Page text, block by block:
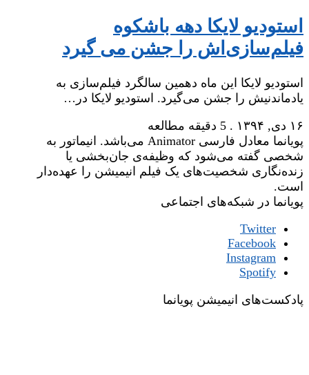
استودیو لایکا دهه باشکوه
فیلم‌‌سازی‌اش را جشن می گیرد
استودیو لایکا این ماه دهمین سالگرد فیلم‌سازی به
یادماندنیش را جشن می‌گیرد. استودیو لایکا در…
۱۶ دی, ۱۳۹۴
. 5 دقیقه مطالعه
پویانما معادل فارسی Animator می‌باشد. انیماتور به
شخصی گفته می‌شود که وظیفه‌ی جان‌بخشی یا
زنده‌نگاری شخصیت‌های یک فیلم انیمیشن را عهده‌دار
است.
پویانما در شبکه‌های اجتماعی
Twitter
Facebook
Instagram
Spotify
پادکست‌های انیمیشن پویانما